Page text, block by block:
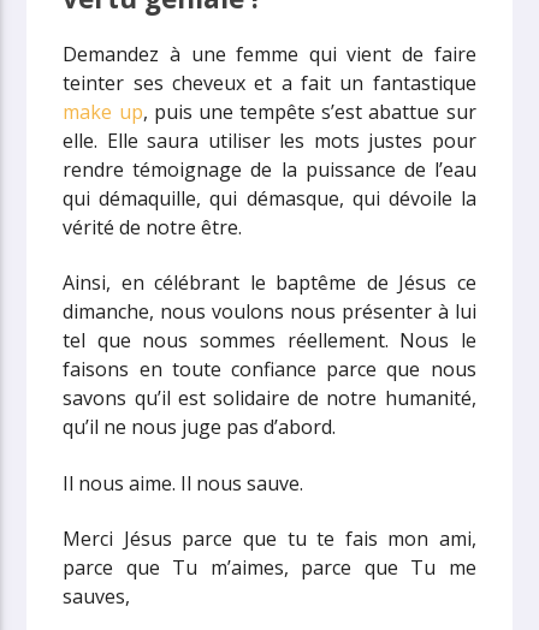
Demandez à une femme qui vient de faire
teinter ses cheveux et a fait un fantastique
make up, puis une tempête s’est abattue sur
elle. Elle saura utiliser les mots justes pour
rendre témoignage de la puissance de l’eau
qui démaquille, qui démasque, qui dévoile la
vérité de notre être.
Ainsi, en célébrant le baptême de Jésus ce
dimanche, nous voulons nous présenter à lui
tel que nous sommes réellement. Nous le
faisons en toute confiance parce que nous
savons qu’il est solidaire de notre humanité,
qu’il ne nous juge pas d’abord.
Il nous aime. Il nous sauve.
Merci Jésus parce que tu te fais mon ami,
parce que Tu m’aimes, parce que Tu me
sauves,